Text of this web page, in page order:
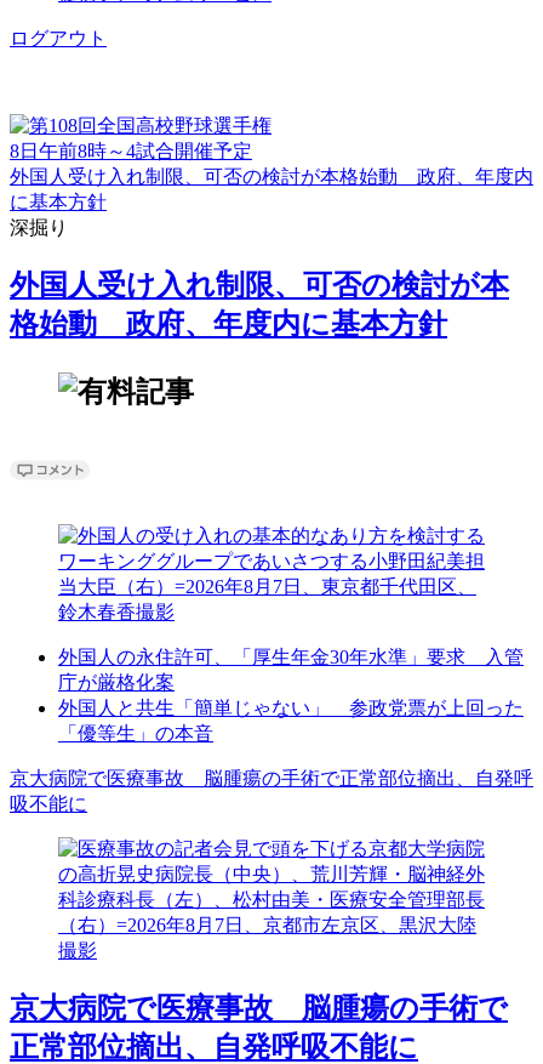
ログアウト
8日午前8時～4試合開催予定
外国人受け入れ制限、可否の検討が本格始動 政府、年度内
に基本方針
深掘り
外国人受け入れ制限、可否の検討が本
格始動 政府、年度内に基本方針
外国人の永住許可、「厚生年金30年水準」要求 入管
庁が厳格化案
外国人と共生「簡単じゃない」 参政党票が上回った
「優等生」の本音
京大病院で医療事故 脳腫瘍の手術で正常部位摘出、自発呼
吸不能に
京大病院で医療事故 脳腫瘍の手術で
正常部位摘出、自発呼吸不能に